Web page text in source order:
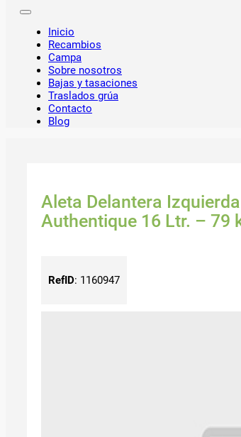
Inicio
Recambios
Campa
Sobre nosotros
Bajas y tasaciones
Traslados grúa
Contacto
Blog
Aleta Delantera
Authentique 16 Ltr. – 79
RefID: 1160947